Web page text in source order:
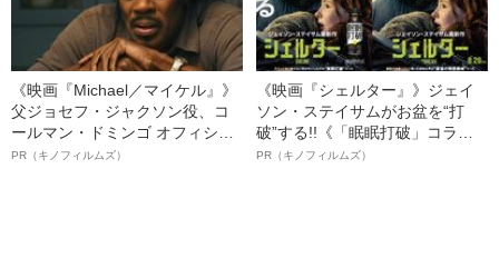
《映画『Michael／マイケル』》
父ジョセフ・ジャクソン役、コ
ールマン・ドミンゴ オフィシャ
ルインタビュー“観客を魅了した
PR（キノフィルムズ）
《映画『シェルター』》ジェイ
ソン・ステイサムがお盆を“打
破”する!!《「眠眠打破」コラ
ボ》
PR（キノフィルムズ）